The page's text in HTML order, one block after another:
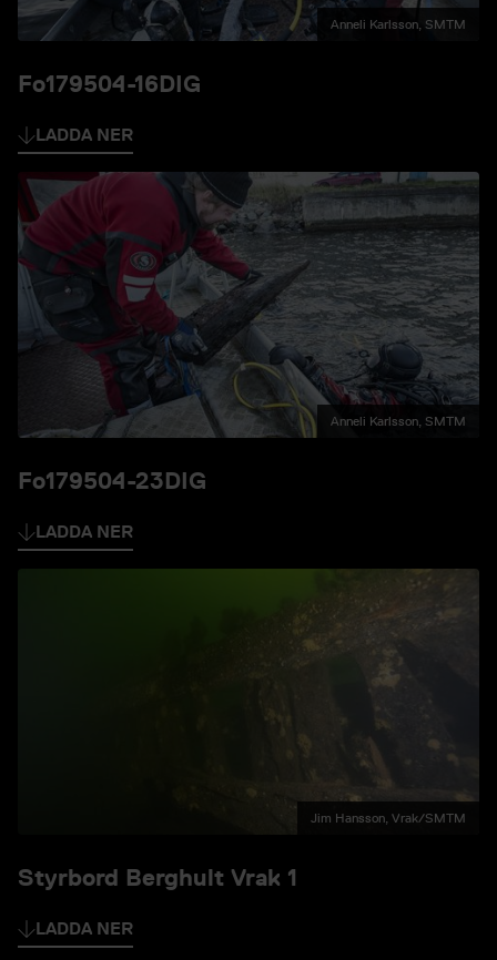
Fo179504-16DIG
Anneli Karlsson, SMTM
LADDA NER
Fo179504-23DIG
Anneli Karlsson, SMTM
LADDA NER
Styrbord Berghult Vrak 1
Jim Hansson, Vrak/SMTM
LADDA NER